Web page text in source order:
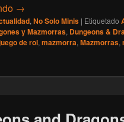
[Dungeons and Dragons
→
, No Solo Minis | Etiquetado
y Mazmorras, Dungeons &
de rol, mazmorra, Mazmorras,